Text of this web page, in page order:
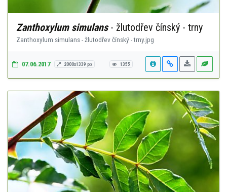
Zanthoxylum simulans- žlutodřev čínský - trny
Zanthoxylum simulans - žlutodřev čínský - trny.jpg
07.06.2017 2000x1339 px 1355